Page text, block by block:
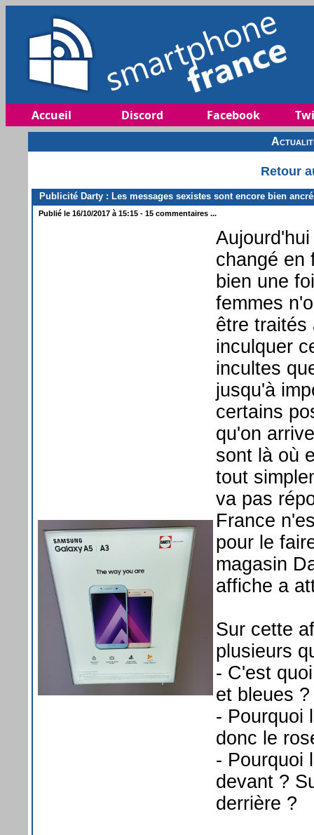
Accueil Discord Facebook
Retour
Publicité Darty : Les messages sexistes sont encore bien
Publié le 16/10/2017 à 15:15 - 15 commentaires ...
changé en
bien une
femmes
être traités
inculquer
incultes
jusqu'à
certains
qu'on
sont là où
tout
va pas
France
pour le
magasin
affiche a
Sur cette
plusieurs
- C'est
et bleues ?
- Pourquoi
donc le
- Pourquoi
devant ?
derrière ?